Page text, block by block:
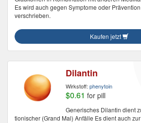
Es wird auch gegen Symptome oder
verschrieben.
Kaufen jetzt
Dilantin
Wirkstoff: phenytoin
$0.61 for pill
Generisches Dilantin dient
tionischer (Grand Mal) Anfälle Es dient auch